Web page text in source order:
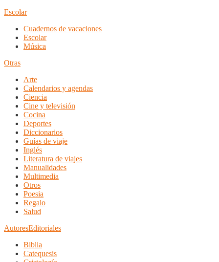
Escolar
Cuadernos de vacaciones
Escolar
Música
Otras
Arte
Calendarios y agendas
Ciencia
Cine y televisión
Cocina
Deportes
Diccionarios
Guías de viaje
Inglés
Literatura de viajes
Manualidades
Multimedia
Otros
Poesia
Regalo
Salud
AutoresEditoriales
Biblia
Catequesis